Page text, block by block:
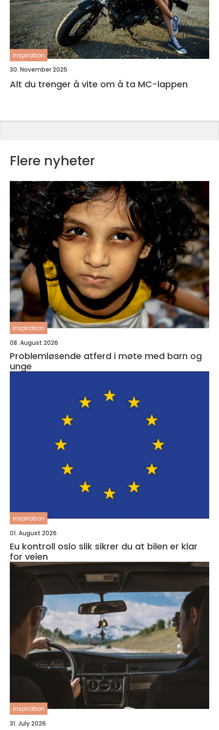
inspiration
30. November 2025
Alt du trenger å vite om å ta MC-lappen
Flere nyheter
inspiration
08. August 2026
Problemløsende atferd i møte med barn og
unge
inspiration
01. August 2026
Eu kontroll oslo slik sikrer du at bilen er klar
for veien
inspiration
31. July 2026